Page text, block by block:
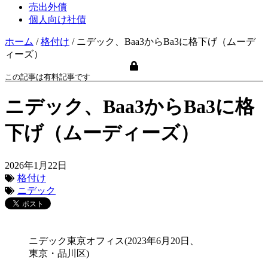
売出外債
個人向け社債
ホーム /格付け / ニデック、Baa3からBa3に格下げ（ムーデ
ィーズ）
この記事は有料記事です
ニデック、Baa3からBa3に格
下げ（ムーディーズ）
2026年1月22日
格付け
ニデック
ニデック東京オフィス(2023年6月20日、
東京・品川区)